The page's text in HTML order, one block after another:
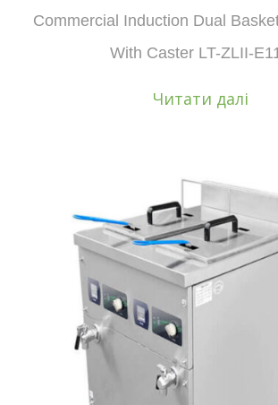
Commercial Induction Dual
With Caster LT-ZLII-
Читати далі